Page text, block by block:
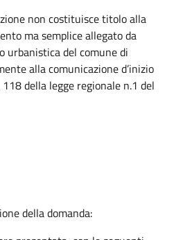
non costituisce titolo alla
ma semplice allegato da
urbanistica del comune di
alla comunicazione d’inizio
della legge regionale n.1 del
della domanda: